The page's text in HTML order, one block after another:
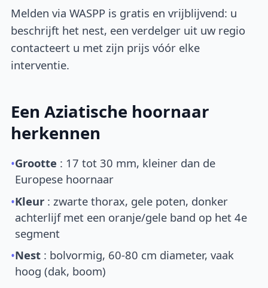
Melden via WASPP is gratis en vrijblijvend: u
beschrijft het nest, een verdelger uit uw regio
contacteert u met zijn prijs vóór elke
interventie.
Een Aziatische hoornaar
herkennen
•Grootte : 17 tot 30 mm, kleiner dan de
Europese hoornaar
•Kleur : zwarte thorax, gele poten, donker
achterlijf met een oranje/gele band op het 4e
segment
•Nest : bolvormig, 60-80 cm diameter, vaak
hoog (dak, boom)